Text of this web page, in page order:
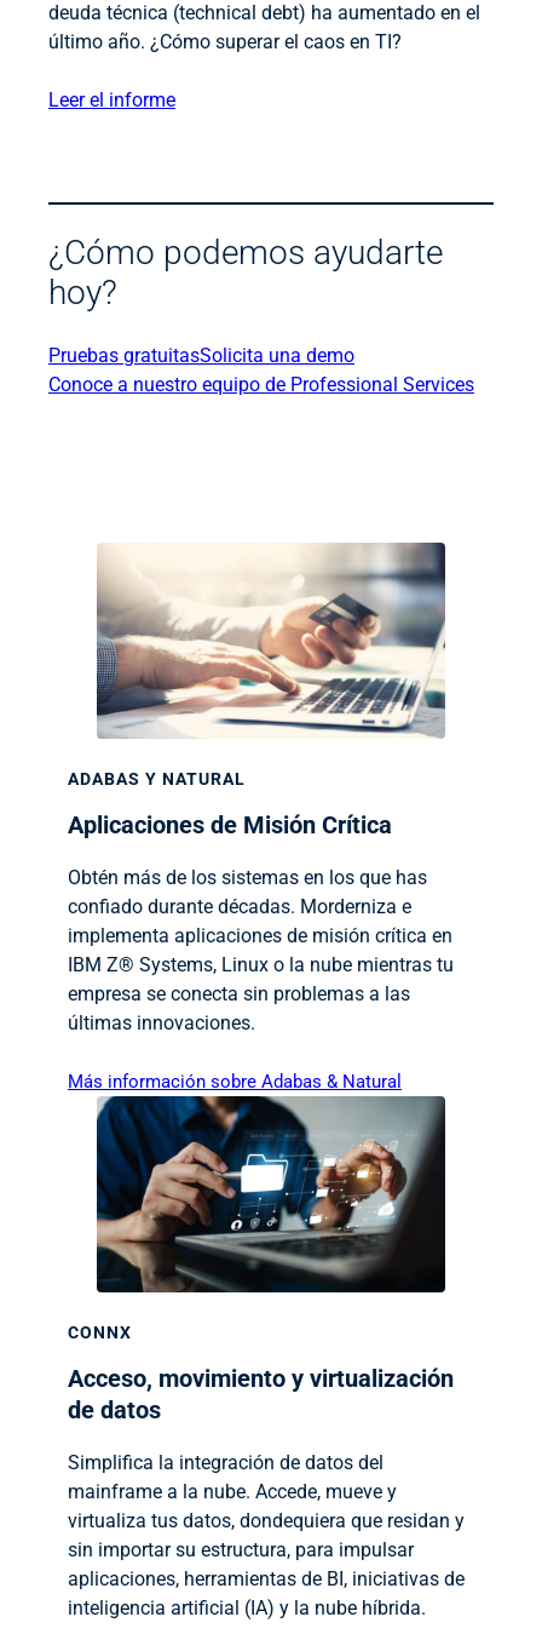
deuda técnica (technical debt) ha aumentado en el
último año. ¿Cómo superar el caos en TI?
Leer el informe
¿Cómo podemos ayudarte
hoy?
Pruebas gratuitasSolicita una demo
Conoce a nuestro equipo de Professional Services
ADABAS Y NATURAL
Aplicaciones de Misión Crítica
Obtén más de los sistemas en los que has
confiado durante décadas. Morderniza e
implementa aplicaciones de misión crítica en
IBM Z® Systems, Linux o la nube mientras tu
empresa se conecta sin problemas a las
últimas innovaciones.
Más información sobre Adabas & Natural
CONNX
Acceso, movimiento y virtualización
de datos
Simplifica la integración de datos del
mainframe a la nube. Accede, mueve y
virtualiza tus datos, dondequiera que residan y
sin importar su estructura, para impulsar
aplicaciones, herramientas de BI, iniciativas de
inteligencia artificial (IA) y la nube híbrida.